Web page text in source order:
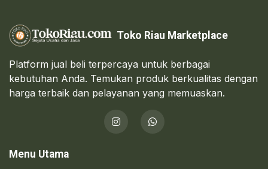
Toko Riau Marketplace
Platform jual beli terpercaya untuk berbagai
kebutuhan Anda. Temukan produk berkualitas dengan
harga terbaik dan pelayanan yang memuaskan.
Menu Utama